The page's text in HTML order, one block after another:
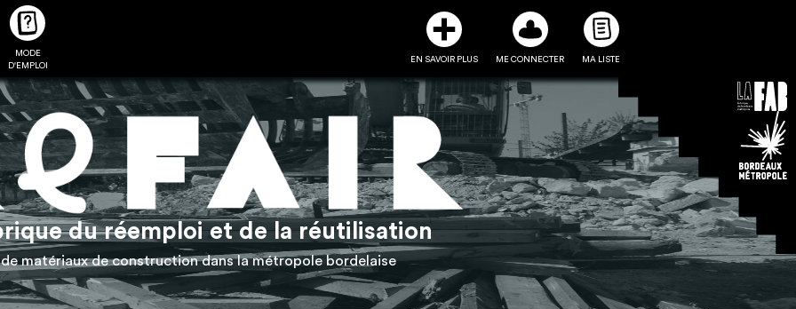
MODE
D'EMPLOI
EN SAVOIR PLUS ME CONNECTER MA LISTE
dossiers
chaque
4
Ajouter les matériaux
intéressants à "ma liste
Transmettre sa liste de
Exporter sa liste et ses fiches
produits pour l’utiliser comme
un outil d’aide à la conception
5
Être recontacté afin d’obtenir
plus de renseignements sur les
modalités et stratégies de
du réemploi et de la réutilisation
de matériaux de construction dans la métropole bordelaise